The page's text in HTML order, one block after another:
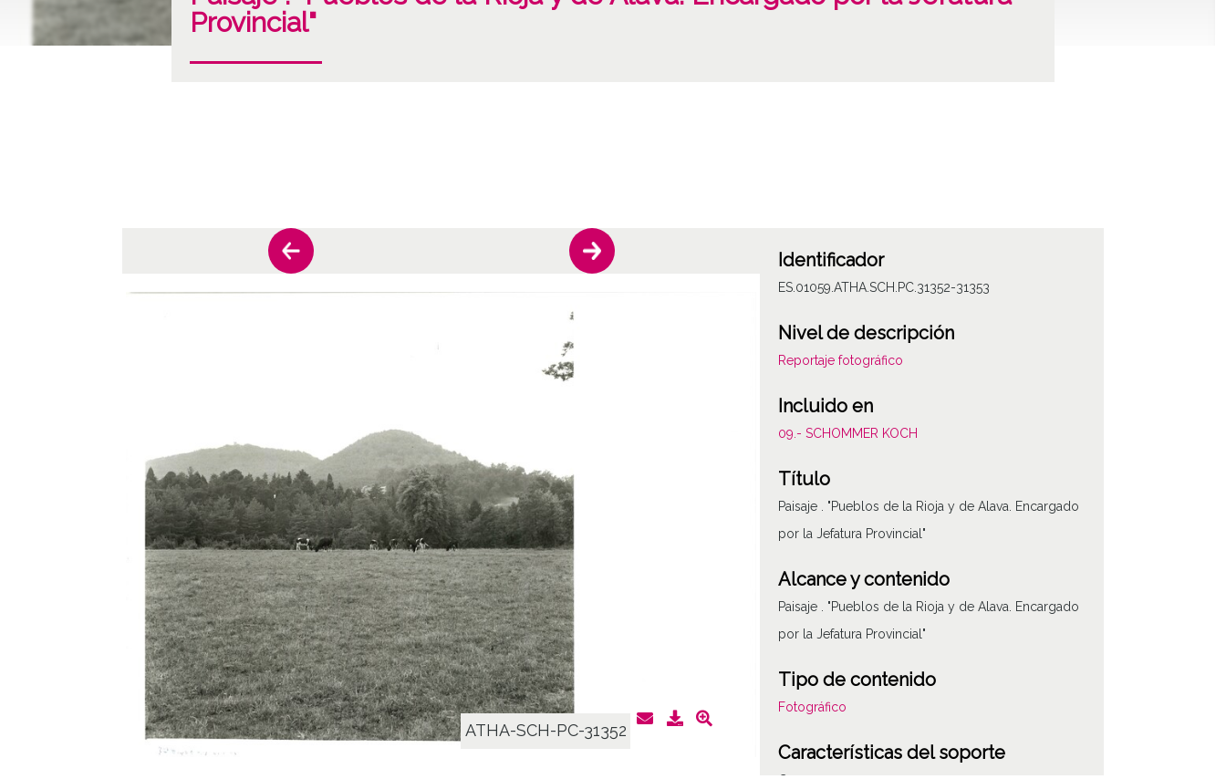
Provincial"
ATHA-SCH-PC-31352
Identificador
ES.01059.ATHA.SCH.PC.31352-31353
Nivel de descripción
Reportaje fotográfico
Incluido en
09.- SCHOMMER KOCH
Título
Paisaje . "Pueblos de la Rioja y de Alava. Encargado
por la Jefatura Provincial"
Alcance y contenido
Paisaje . "Pueblos de la Rioja y de Alava. Encargado
por la Jefatura Provincial"
Tipo de contenido
Fotográfico
Características del soporte